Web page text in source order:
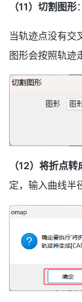
（11）切割图形
当轨迹点没有交
图形会按照轨迹
（12）将折点
定，输入曲线半